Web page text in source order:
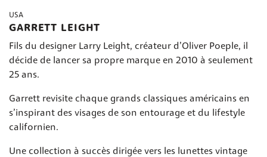
USA
GARRETT LEIGHT
Fils du designer Larry Leight, créateur d’Oliver Poeple, il
décide de lancer sa propre marque en 2010 à seulement
25 ans.
Garrett revisite chaque grands classiques américains en
s’inspirant des visages de son entourage et du lifestyle
californien.
Une collection à succès dirigée vers les lunettes vintage